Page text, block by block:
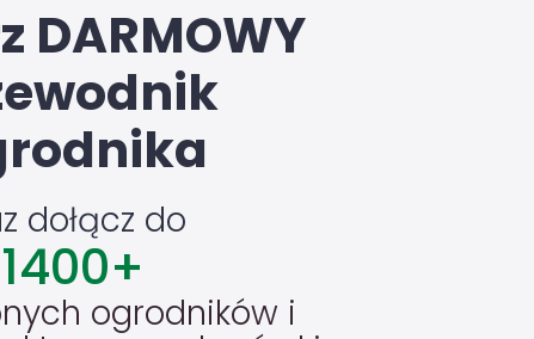
DARMOWY
dołącz do
ogrodników i
1400+